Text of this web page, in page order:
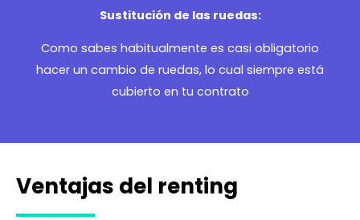
Sustitución de las ruedas:
Como sabes habitualmente es casi obligatorio
hacer un cambio de ruedas, lo cual siempre está
cubierto en tu contrato
Ventajas del renting